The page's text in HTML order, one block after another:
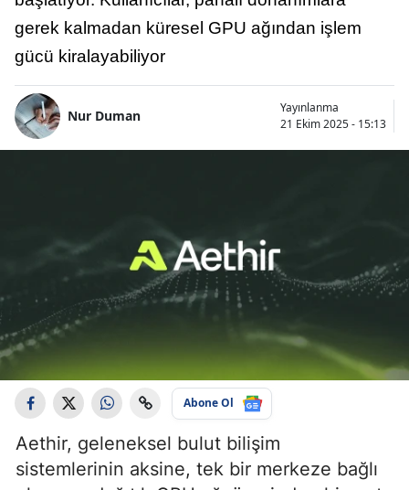
gerek kalmadan küresel GPU ağından işlem
gücü kiralayabiliyor
Nur Duman
Yayınlanma
21 Ekim 2025 - 15:13
Abone Ol
Aethir, geleneksel bulut bilişim
sistemlerinin aksine, tek bir merkeze bağlı